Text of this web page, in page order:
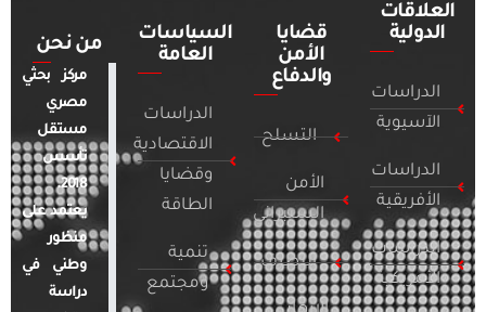
العلاقات
الدولية
الدراسات
الآسيوية
الدراسات
الأفريقية
الدراسات
الأمريكية
قضايا
الأمن
والدفاع
التسلح
الأمن
السيبراني
التطرف
السياسات
العامة
الدراسات
الاقتصادية
وقضايا
الطاقة
تنمية
ومجتمع
من نحن
مركز بحثي
مصري
مستقل
تأسس
2018.
يعتمد على
منظور
وطني في
دراسة